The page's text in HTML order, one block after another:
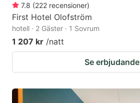
7.8 (222 recensioner)
First Hotel Olofström
hotell · 2 Gäster · 1 Sovrum
1 207 kr /natt
Se erbjudande